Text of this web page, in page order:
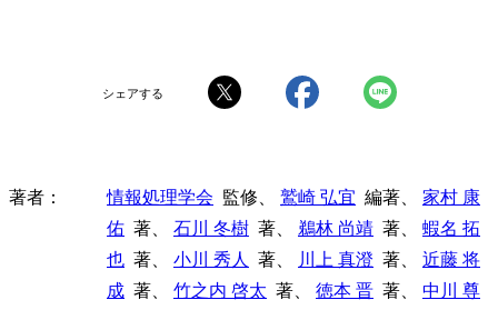
シェアする
著者 情報処理学会 監修、 鷲崎 弘宜 編著、 家村 康
佑 著、 石川 冬樹 著、 鵜林 尚靖 著、 蝦名 拓
也 著、 小川 秀人 著、 川上 真澄 著、 近藤 将
成 著、 竹之内 啓太 著、 徳本 晋 著、 中川 尊